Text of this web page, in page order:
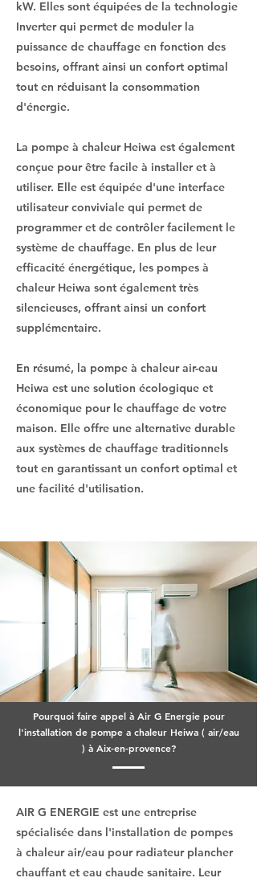
kW. Elles sont équipées de la technologie
Inverter qui permet de moduler la
puissance de chauffage en fonction des
besoins, offrant ainsi un confort optimal
tout en réduisant la consommation
d'énergie.
La pompe à chaleur Heiwa est également
conçue pour être facile à installer et à
utiliser. Elle est équipée d'une interface
utilisateur conviviale qui permet de
programmer et de contrôler facilement le
système de chauffage. En plus de leur
efficacité énergétique, les pompes à
chaleur Heiwa sont également très
silencieuses, offrant ainsi un confort
supplémentaire.
En résumé, la pompe à chaleur air-eau
Heiwa est une solution écologique et
économique pour le chauffage de votre
maison. Elle offre une alternative durable
aux systèmes de chauffage traditionnels
tout en garantissant un confort optimal et
une facilité d'utilisation.
Pourquoi faire appel à Air G Energie pour
l'installation de pompe a chaleur Heiwa ( air/eau
) à Aix-en-provence?
AIR G ENERGIE est une entreprise
spécialisée dans l'installation de pompes
à chaleur air/eau pour radiateur plancher
chauffant et eau chaude sanitaire. Leur